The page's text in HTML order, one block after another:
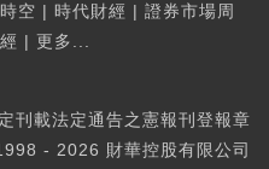
空 | 時代財經 | 證券市場周
| 更多...
刊載法定通告之憲報刊登報章
- 2026 財華控股有限公司